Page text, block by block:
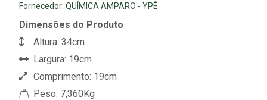
Fornecedor: QUÍMICA AMPARO - YPÊ
Dimensões do Produto
Altura: 34cm
Largura: 19cm
Comprimento: 19cm
Peso: 7,360Kg